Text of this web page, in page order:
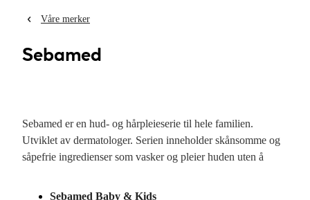
Våre merker
Sebamed
Sebamed er en hud- og hårpleieserie til hele familien.
Utviklet av dermatologer. Serien inneholder skånsomme og
såpefrie ingredienser som vasker og pleier huden uten å
en hudnær pH-verdi på 5,5, som tilsvarer hudens egen pH
Sebamed Baby & Kids